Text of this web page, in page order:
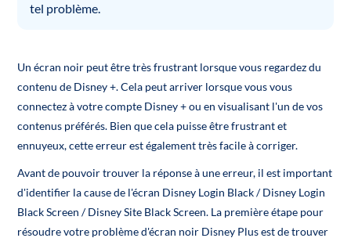
tel problème.
Un écran noir peut être très frustrant lorsque vous regardez du
contenu de Disney +. Cela peut arriver lorsque vous vous
connectez à votre compte Disney + ou en visualisant l'un de vos
contenus préférés. Bien que cela puisse être frustrant et
ennuyeux, cette erreur est également très facile à corriger.
Avant de pouvoir trouver la réponse à une erreur, il est important
d'identifier la cause de l'écran Disney Login Black / Disney Login
Black Screen / Disney Site Black Screen. La première étape pour
résoudre votre problème d'écran noir Disney Plus est de trouver